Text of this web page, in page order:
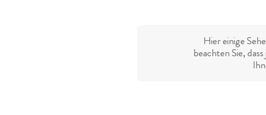
Hier einige
beachten Sie,